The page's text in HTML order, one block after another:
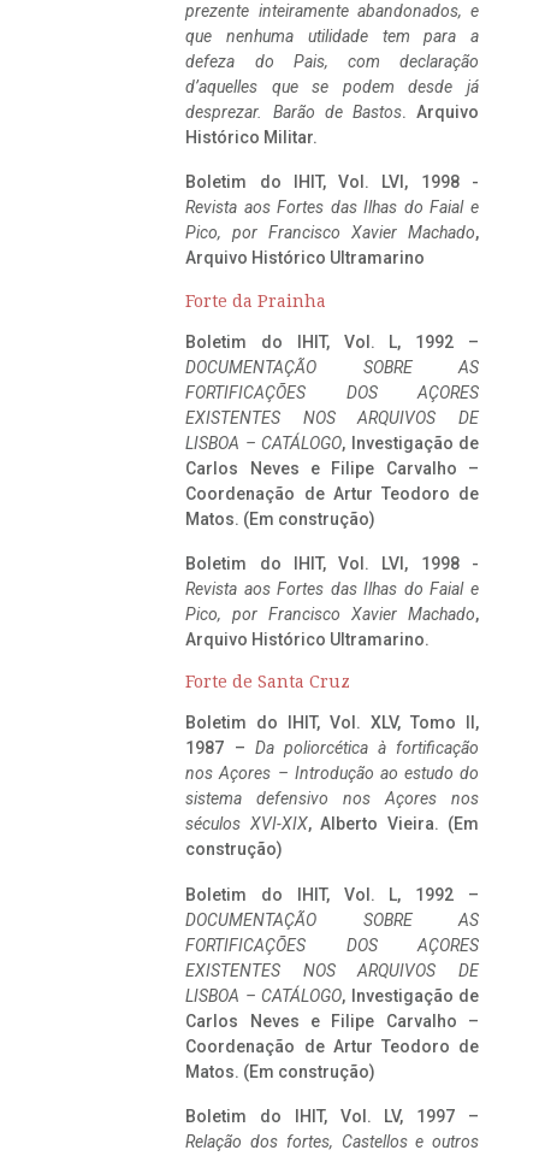
prezente inteiramente abandonados, e
que nenhuma utilidade tem para a
defeza do Pais, com declaração
d’aquelles que se podem desde já
desprezar. Barão de Bastos. Arquivo
Histórico Militar.
Boletim do IHIT, Vol. LVI, 1998 -
Revista aos Fortes das Ilhas do Faial e
Pico, por Francisco Xavier Machado,
Arquivo Histórico Ultramarino
Forte da Prainha
Boletim do IHIT, Vol. L, 1992 –
DOCUMENTAÇÃO SOBRE AS
FORTIFICAÇÕES DOS AÇORES
EXISTENTES NOS ARQUIVOS DE
LISBOA – CATÁLOGO, Investigação de
Carlos Neves e Filipe Carvalho –
Coordenação de Artur Teodoro de
Matos. (Em construção)
Boletim do IHIT, Vol. LVI, 1998 -
Revista aos Fortes das Ilhas do Faial e
Pico, por Francisco Xavier Machado,
Arquivo Histórico Ultramarino.
Forte de Santa Cruz
Boletim do IHIT, Vol. XLV, Tomo II,
1987 – Da poliorcética à fortificação
nos Açores – Introdução ao estudo do
sistema defensivo nos Açores nos
séculos XVI-XIX, Alberto Vieira. (Em
construção)
Boletim do IHIT, Vol. L, 1992 –
DOCUMENTAÇÃO SOBRE AS
FORTIFICAÇÕES DOS AÇORES
EXISTENTES NOS ARQUIVOS DE
LISBOA – CATÁLOGO, Investigação de
Carlos Neves e Filipe Carvalho –
Coordenação de Artur Teodoro de
Matos. (Em construção)
Boletim do IHIT, Vol. LV, 1997 –
Relação dos fortes, Castellos e outros